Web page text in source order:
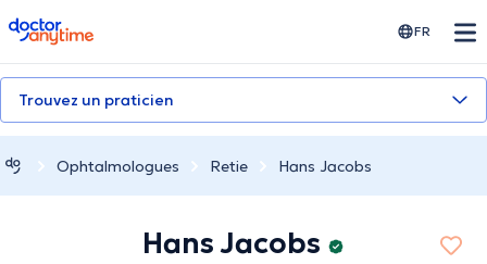
doctoranytime FR
Trouvez un praticien
Ophtalmologues Retie Hans Jacobs
Hans Jacobs